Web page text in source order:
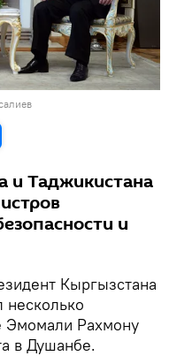
и Таджикистана
и
Кыргызстана
Эмомали Рахмону
в Душанбе.